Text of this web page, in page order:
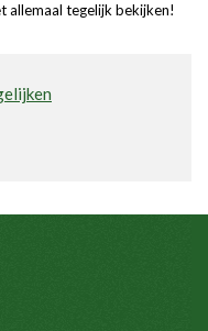
allemaal tegelijk bekijken!